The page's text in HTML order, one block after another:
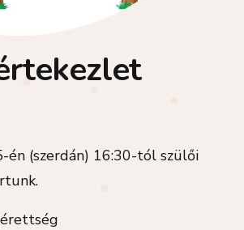
én (szerdán) 16:30-tól szülői